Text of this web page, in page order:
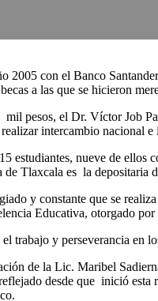
2005 con el Banco
a las que se hicieron
pesos, el Dr. Víctor Job
intercambio nacional e
estudiantes, nueve de
Tlaxcala es la depositaria
y constante que se
Educativa, otorgado
trabajo y perseverancia en
de la Lic. Maribel
desde que inició